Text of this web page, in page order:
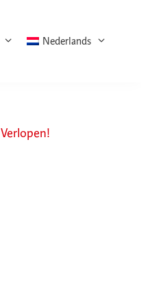
Nederlands
Verlopen!